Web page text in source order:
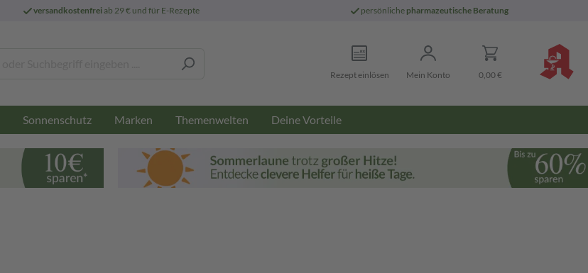
versandkostenfreiab 29 € und für E-Rezepte persönliche pharmazeutische Beratung
Rezept einlösen Mein Konto 0,00 €
Sonnenschutz Marken Themenwelten Deine Vorteile